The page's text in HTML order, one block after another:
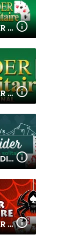
SPIDER SOLITAIRE
SPIDER SOLITAIRE ORIGINAL
ARKADIUM'S SPIDER SOLITAIRE
SPIDER SOLITAIRE